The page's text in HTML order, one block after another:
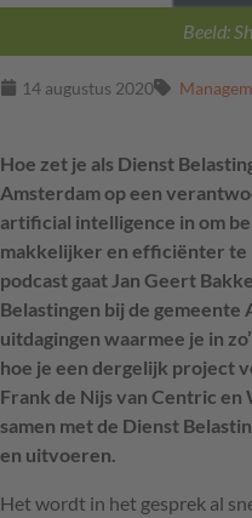
Beeld:
14 augustus 2020
Hoe zet je als Dienst
Amsterdam op een
artificial intelligence in om
makkelijker en efficiënter te
podcast gaat Jan Geert
Belastingen bij de gemeente
uitdagingen waarmee je in
hoe je een dergelijk project
Frank de Nijs van Centric
samen met de Dienst
en uitvoeren.
Het wordt in het gesprek al